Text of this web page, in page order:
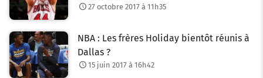
27 octobre 2017 à 11h35
NBA : Les frères Holiday bientôt réunis à
Dallas ?
15 juin 2017 à 16h42